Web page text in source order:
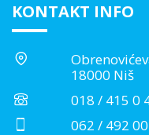
KONTAKT INFO
18000 Niš
018 / 415 0
062 / 492